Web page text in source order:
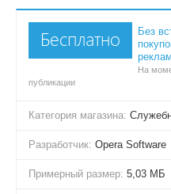
Бесплатно
Без
На
публикации
Категория магазина:
Разработчик: Opera Software
Примерный размер: 5,03 МБ